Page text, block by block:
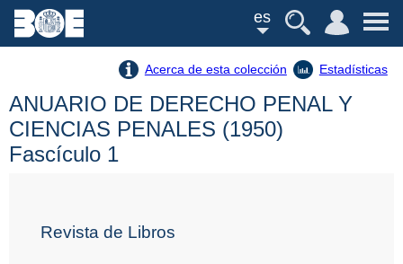
es
Acerca de esta colección Estadísticas
ANUARIO DE DERECHO PENAL Y
CIENCIAS PENALES (1950)
Fascículo 1
Revista de Libros